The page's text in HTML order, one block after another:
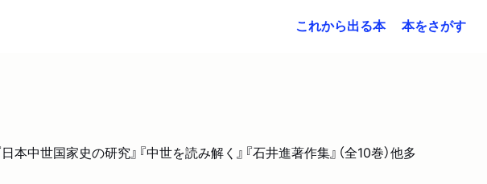
これから出る本 本をさがす
世国家史の研究』『中世を読み解く』『石井進著作集』（全10巻）他多